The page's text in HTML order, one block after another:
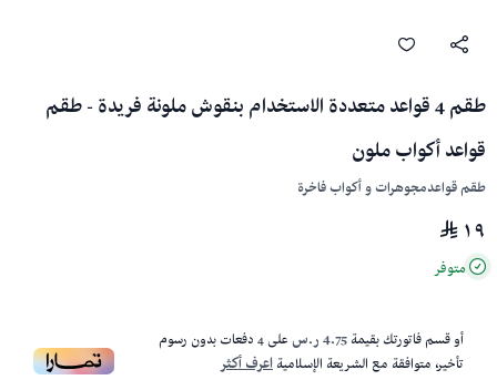
طقم 4 قواعد متعددة الاستخدام بنقوش ملونة فريدة - طقم
قواعد أكواب ملون
طقم قواعدمجوهرات و أكواب فاخرة
١٩
متوفر
أو قسم فاتورتك بقيمة4.75 ر.س على4دفعات بدون رسوم
تأخير، متوافقة مع الشريعة الإسلاميةاعرف أكثر